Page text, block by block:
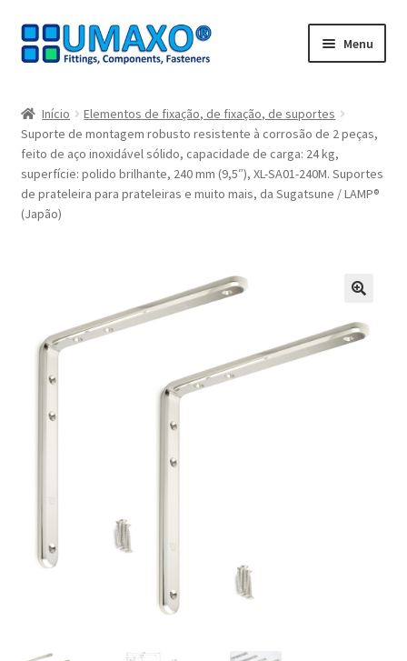
Ir
para
Saltar
para
Menu
A minha conta
Caixa registadora
Impressão
Navegação
Nossos parceiros
Política de cancelamento
Proteção de dados
Retirar do contrato
Início
Elementos de fixação, de fixação, de suportes
Suporte de montagem robusto resistente à corrosão de 2 peças,
feito de aço inoxidável sólido, capacidade de carga: 24 kg,
superfície: polido brilhante, 240 mm (9,5″), XL-SA01-240M. Suportes
de prateleira para prateleiras e muito mais, da Sugatsune / LAMP®
(Japão)